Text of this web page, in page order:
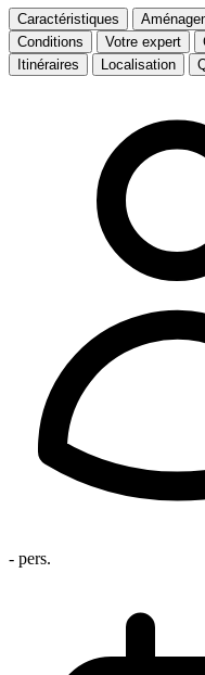
Caractéristiques
Conditions
Votre expert
Itinéraires
Localisation
- pers.